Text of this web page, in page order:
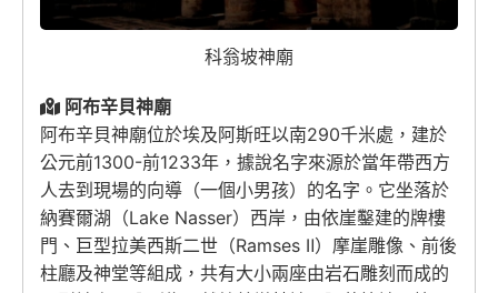
科翁坡神廟
阿布辛貝神廟
阿布辛貝神廟位於埃及阿斯旺以南290千米處，建於
公元前1300-前1233年，據說名字來源於當年帶西方
人去到現場的向導（一個小男孩）的名字。它坐落於
納賽爾湖（Lake Nasser）西岸，由依崖鑿建的牌樓
門、巨型拉美西斯二世（Ramses Ⅱ）摩崖雕像、前後
柱廳及神堂等組成，共有大小兩座由岩石雕刻而成的